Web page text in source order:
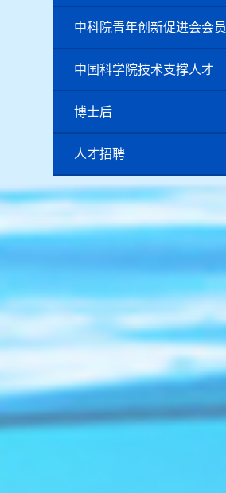
中科院青年创新促进会会员
中国科学院技术支撑人才
博士后
人才招聘